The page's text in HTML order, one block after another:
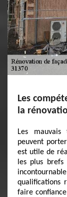
Les
la
Les
peuvent
est utile de
les plus
qualifications
faire